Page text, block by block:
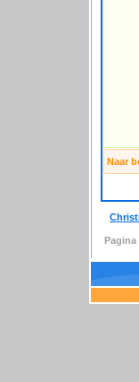
Naar
Pagina